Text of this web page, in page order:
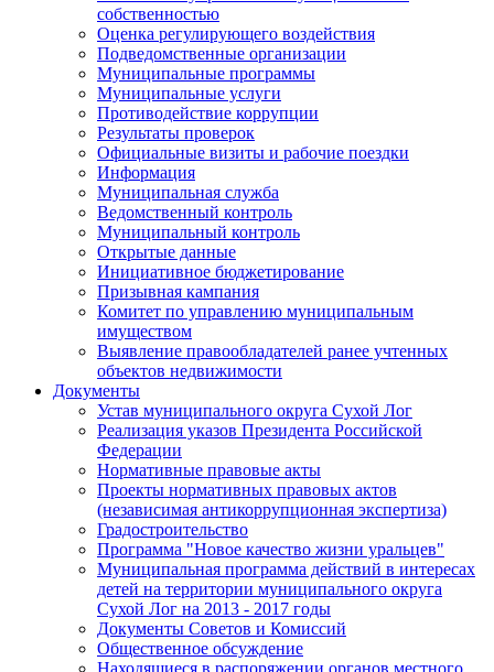
собственностью
Оценка регулирующего воздействия
Подведомственные организации
Муниципальные программы
Муниципальные услуги
Противодействие коррупции
Результаты проверок
Официальные визиты и рабочие поездки
Информация
Муниципальная служба
Ведомственный контроль
Муниципальный контроль
Открытые данные
Инициативное бюджетирование
Призывная кампания
Комитет по управлению муниципальным
имуществом
Выявление правообладателей ранее учтенных
объектов недвижимости
Документы
Устав муниципального округа Сухой Лог
Реализация указов Президента Российской
Федерации
Нормативные правовые акты
Проекты нормативных правовых актов
(независимая антикоррупционная экспертиза)
Градостроительство
Программа "Новое качество жизни уральцев"
Муниципальная программа действий в интересах
детей на территории муниципального округа
Сухой Лог на 2013 - 2017 годы
Документы Советов и Комиссий
Общественное обсуждение
Находящиеся в распоряжении органов местного